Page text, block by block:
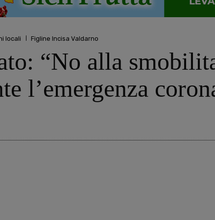
locali Figline Incisa Valdarno
“No alla
l’emergenza